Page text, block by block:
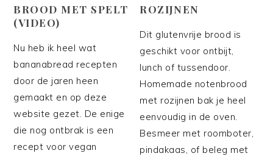
BROOD MET SPELT
(VIDEO)
Nu heb ik heel wat
bananabread recepten
door de jaren heen
gemaakt en op deze
website gezet. De enige
die nog ontbrak is een
recept voor vegan
ROZIJNEN
Dit glutenvrije brood is
geschikt voor ontbijt,
lunch of tussendoor.
Homemade notenbrood
met rozijnen bak je heel
eenvoudig in de oven.
Besmeer met roomboter,
pindakaas, of beleg met